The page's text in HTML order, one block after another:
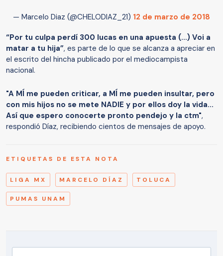
— Marcelo Diaz (@CHELODIAZ_21) 12 de marzo de 2018
“Por tu culpa perdí 300 lucas en una apuesta (…) Voi a
matar a tu hija”, es parte de lo que se alcanza a apreciar en
el escrito del hincha publicado por el mediocampista
nacional.
"A MÍ me pueden criticar, a MÍ me pueden insultar, pero
con mis hijos no se mete NADIE y por ellos doy la vida...
Así que espero conocerte pronto pendejo y la ctm",
respondió Díaz, recibiendo cientos de mensajes de apoyo.
ETIQUETAS DE ESTA NOTA
LIGA MX MARCELO DÍAZ TOLUCA
PUMAS UNAM